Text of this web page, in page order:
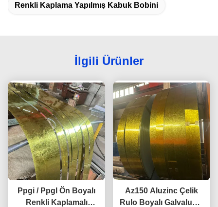
Renkli Kaplama Yapılmış Kabuk Bobini
İlgili Ürünler
Ppgi / Ppgl Ön Boyalı
Renkli Kaplamalı
Az150 Aluzinc Çelik
Rulo Boyalı Galvalume